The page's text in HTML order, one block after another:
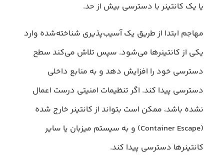
یا یک کانتینر با دسترسی بیش از حد.
مهاجم ابتدا از طریق یک آسیب‌پذیری شناخته‌شده وارد
یکی از کانتینرها می‌شود. سپس تلاش می‌کند سطح
دسترسی خود را افزایش دهد و به منابع داخلی
دسترسی پیدا کند. اگر تنظیمات امنیتی درست اعمال
نشده باشد، ممکن است بتواند از کانتینر خارج شده
(Container Escape) و به سیستم میزبان یا سایر
کانتینرها دسترسی پیدا کند.